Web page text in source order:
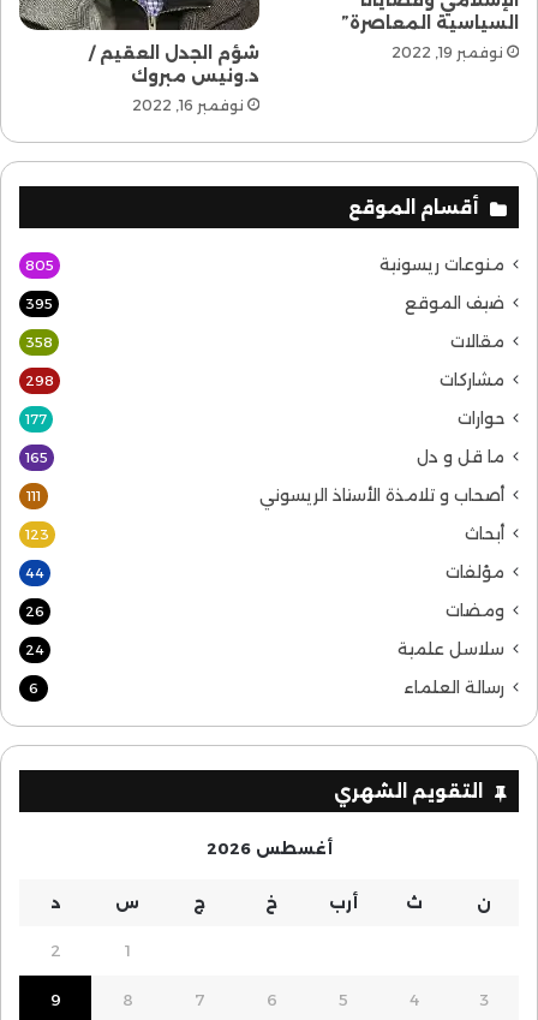
السياسية المعاصرة”
نوفمبر 19, 2022
شؤم الجدل العقيم /
د.ونيس مبروك
نوفمبر 16, 2022
أقسام الموقع
منوعات ريسونية 805
ضيف الموقع 395
مقالات 358
مشاركات 298
حوارات 177
ما قل و دل 165
أصحاب و تلامذة الأستاذ الريسوني 111
أبحاث 123
مؤلفات 44
ومضات 26
سلاسل علمية 24
رسالة العلماء 6
التقويم الشهري
أغسطس 2026
ن ث أرب خ ج س د
1
2
3
4
5
6
7
8
9